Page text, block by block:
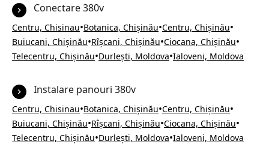
Conectare 380v
Centru, Chisinau•Botanica, Chișinău•Centru, Chișinău•
Buiucani, Chișinău•Rîșcani, Chișinău•Ciocana, Chișinău•
Telecentru, Chișinău•Durlești, Moldova•Ialoveni, Moldova
Instalare panouri 380v
Centru, Chisinau•Botanica, Chișinău•Centru, Chișinău•
Buiucani, Chișinău•Rîșcani, Chișinău•Ciocana, Chișinău•
Telecentru, Chișinău•Durlești, Moldova•Ialoveni, Moldova